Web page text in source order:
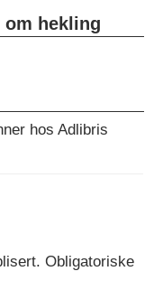
om hekling
hos Adlibris
Obligatoriske